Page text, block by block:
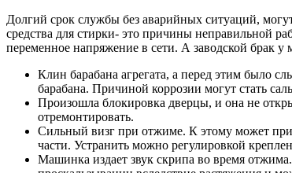
Долгий срок службы без аварийных ситуаций,
средства для стирки- это причины неправильной
переменное напряжение в сети. А заводской брак
Клин барабана агрегата, а перед этим было
барабана. Причиной коррозии могут стать
Произошла блокировка дверцы, и она не
отремонтировать.
Сильный визг при отжиме. К этому может
части. Устранить можно регулировкой
Машинка издает звук скрипа во время